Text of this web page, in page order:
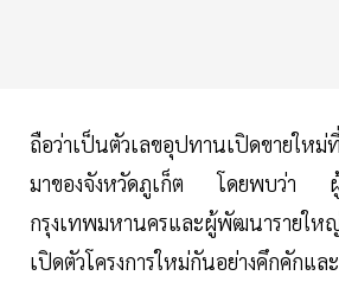
ถือว่าเป็นตัวเลขอุปทานเปิดขายใหม่
มาของจังหวัดภูเก็ต โดยพบว่า ผู้
กรุงเทพมหานครและผู้พัฒนารายใ
เปิดตัวโครงการใหม่กันอย่างคึกคักแล